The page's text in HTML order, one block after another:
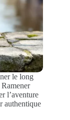
le long
l’aventure
authentique